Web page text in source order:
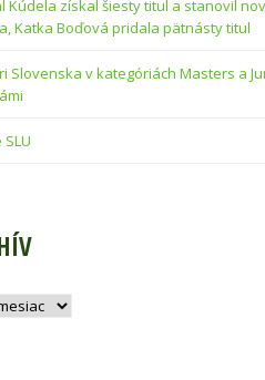
Kúdela získal šiesty titul a stanovil
Katka Boďová pridala pätnásty titul
Slovenska v kategóriách Masters a